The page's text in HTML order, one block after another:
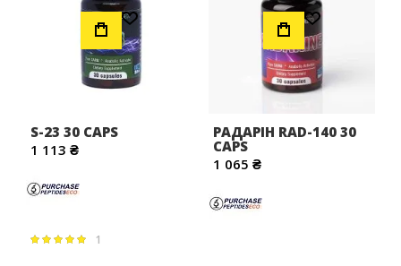
Додати до Списку Бажань
S-23 30 CAPS
1 113 ₴
Рейтинг: 1
Додати до Списку Бажань
РАДАРІН RAD-140 30
CAPS
1 065 ₴